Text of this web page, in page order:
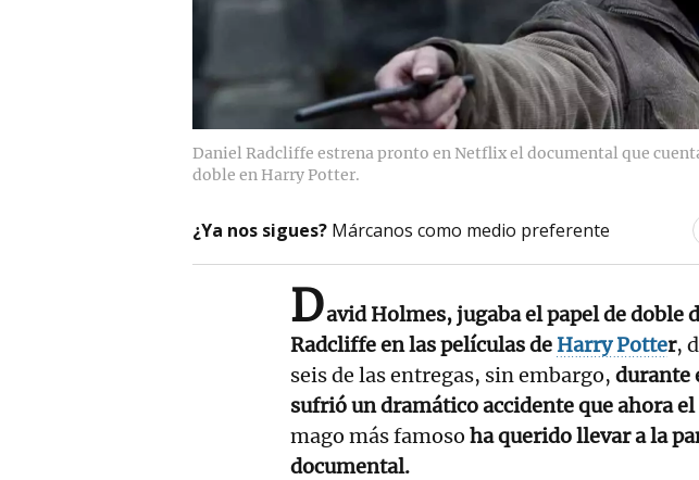
Daniel Radcliffe estrena pronto en Netflix el documental que
doble en Harry Potter.
¿Ya nos sigues? Márcanos como medio preferente
David Holmes, jugaba el papel de doble
Radcliffe en las películas de Harry Potter,
seis de las entregas, sin embargo, durante
sufrió un dramático accidente que ahora
mago más famoso ha querido llevar a la
documental.